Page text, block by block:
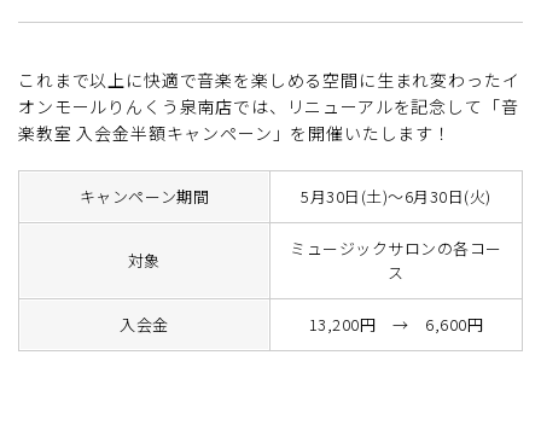
これまで以上に快適で音楽を楽しめる空間に生まれ変わったイ
オンモールりんくう泉南店では、リニューアルを記念して「音
楽教室 入会金半額キャンペーン」を開催いたします！
キャンペーン期間 5月30日(土)～6月30日(火)
対象
ミュージックサロンの各コー
ス
入会金 13,200円 → 6,600円